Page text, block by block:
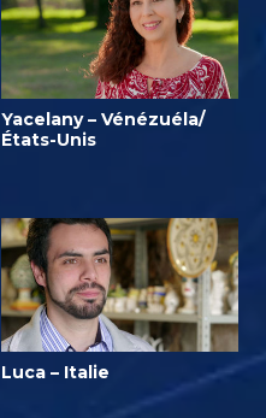
Yacelany – Vénézuéla/
États-Unis
Luca – Italie